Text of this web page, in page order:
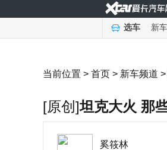
选车 新车
当前位置 > 首页 > 新车频道 >
[原创]坦克大火 那
奚筱林